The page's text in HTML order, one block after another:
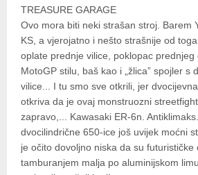
TREASURE GARAGE
Ovo mora biti neki strašan stroj. Barem
KS, a vjerojatno i nešto strašnije od
oplate prednje vilice, poklopac prednjeg
MotoGP stilu, baš kao i „žlica” spojler s
vilice... I tu smo sve otkrili, jer
otkriva da je ovaj monstruozni
zapravo,... Kawasaki ER-6n.
dvocilindrične 650-ice još uvijek moćni
je očito dovoljno niska da su futurističke
tamburanjem malja po aluminijskom